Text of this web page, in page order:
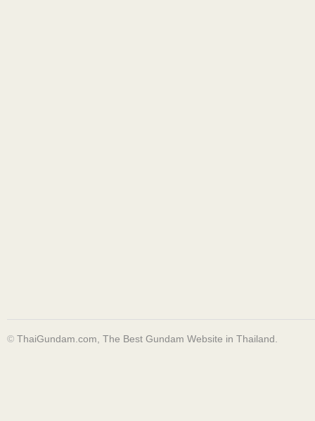
© ThaiGundam.com, The Best Gundam Website in Thailand.